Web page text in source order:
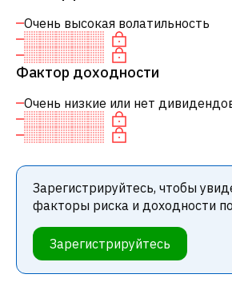
Очень высокая волатильность
Фактор доходности
Очень низкие или нет
Зарегистрируйтесь, чтобы
факторы риска и доходности
Зарегистрируйтесь